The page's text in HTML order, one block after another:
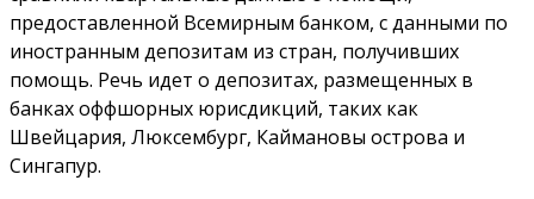
предоставленной Всемирным банком, с данными по
иностранным депозитам из стран, получивших
помощь. Речь идет о депозитах, размещенных в
банках оффшорных юрисдикций, таких как
Швейцария, Люксембург, Каймановы острова и
Сингапур.